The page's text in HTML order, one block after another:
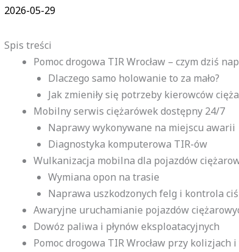
2026-05-29
Spis treści
Pomoc drogowa TIR Wrocław – czym dziś
Dlaczego samo holowanie to za mało?
Jak zmieniły się potrzeby kierowców
Mobilny serwis ciężarówek dostępny 24/7
Naprawy wykonywane na miejscu awarii
Diagnostyka komputerowa TIR-ów
Wulkanizacja mobilna dla pojazdów
Wymiana opon na trasie
Naprawa uszkodzonych felg i kontrola
Awaryjne uruchamianie pojazdów
Dowóz paliwa i płynów eksploatacyjnych
Pomoc drogowa TIR Wrocław przy kolizjach